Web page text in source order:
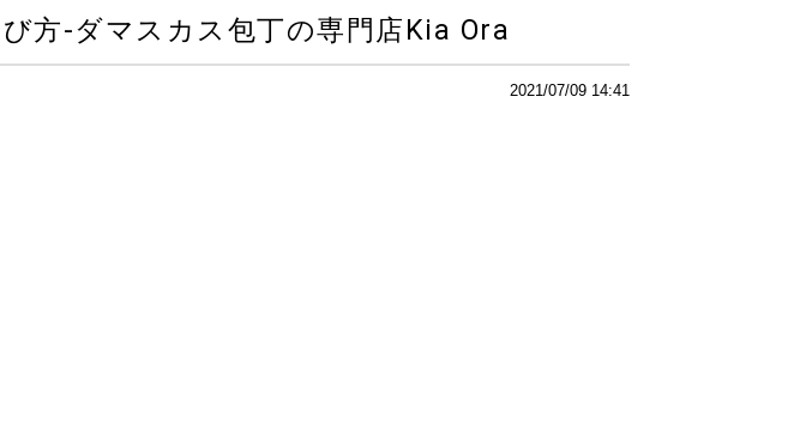
方-ダマスカス包丁の専門店Kia Ora
2021/07/09 14:41